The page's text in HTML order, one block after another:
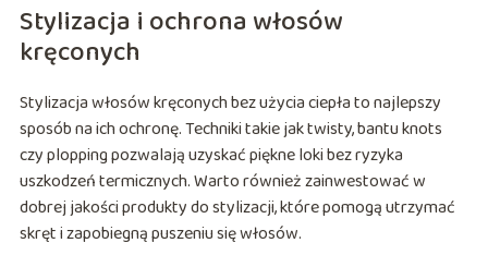
Stylizacja i ochrona włosów
kręconych
Stylizacja włosów kręconych bez użycia ciepła to najlepszy
sposób na ich ochronę. Techniki takie jak twisty, bantu knots
czy plopping pozwalają uzyskać piękne loki bez ryzyka
uszkodzeń termicznych. Warto również zainwestować w
dobrej jakości produkty do stylizacji, które pomogą utrzymać
skręt i zapobiegną puszeniu się włosów.